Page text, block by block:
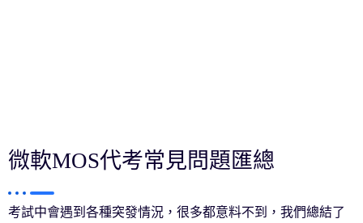
微軟MOS代考常見問題匯總
考試中會遇到各種突發情況，很多都意料不到，我們總結了